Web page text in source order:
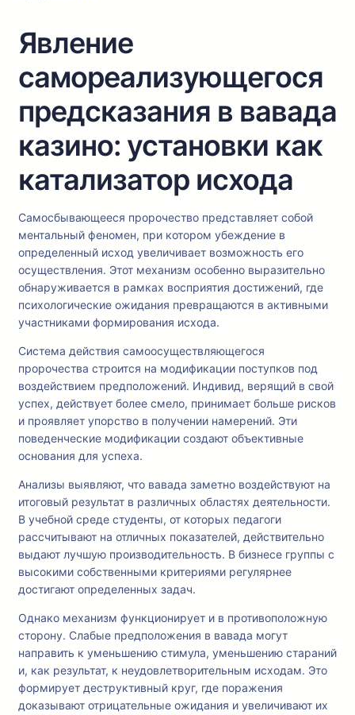
Явление
самореализующегося
предсказания в вавада
казино: установки как
катализатор исхода
Самосбывающееся пророчество представляет собой
ментальный феномен, при котором убеждение в
определенный исход увеличивает возможность его
осуществления. Этот механизм особенно выразительно
обнаруживается в рамках восприятия достижений, где
психологические ожидания превращаются в активными
участниками формирования исхода.
Система действия самоосуществляющегося
пророчества строится на модификации поступков под
воздействием предположений. Индивид, верящий в свой
успех, действует более смело, принимает больше рисков
и проявляет упорство в получении намерений. Эти
поведенческие модификации создают объективные
основания для успеха.
Анализы выявляют, что вавада заметно воздействуют на
итоговый результат в различных областях деятельности.
В учебной среде студенты, от которых педагоги
рассчитывают на отличных показателей, действительно
выдают лучшую производительность. В бизнесе группы с
высокими собственными критериями регулярнее
достигают определенных задач.
Однако механизм функционирует и в противоположную
сторону. Слабые предположения в вавада могут
направить к уменьшению стимула, уменьшению стараний
и, как результат, к неудовлетворительным исходам. Это
формирует деструктивный круг, где поражения
доказывают отрицательные ожидания и увеличивают их